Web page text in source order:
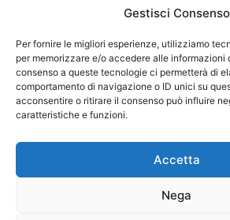
Gestisci Consenso
Per fornire le migliori esperienze, utilizziamo
per memorizzare e/o accedere alle informazioni
consenso a queste tecnologie ci permetterà di
comportamento di navigazione o ID unici su
acconsentire o ritirare il consenso può influire
caratteristiche e funzioni.
Accetta
Nega
Federazione Nazionale Degli
codice fiscale
Responsabile sito internet